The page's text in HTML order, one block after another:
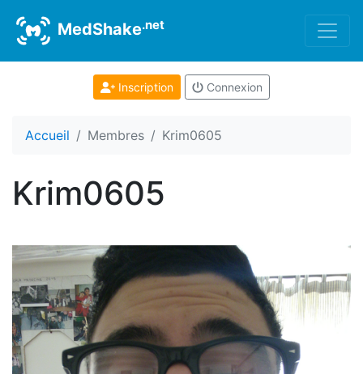
MedShake.net
Inscription Connexion
Accueil Membres Krim0605
Krim0605